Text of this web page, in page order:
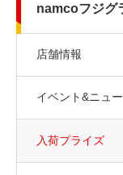
namcoフジグ
店舗情報
イベント&ニュ
入荷プライズ